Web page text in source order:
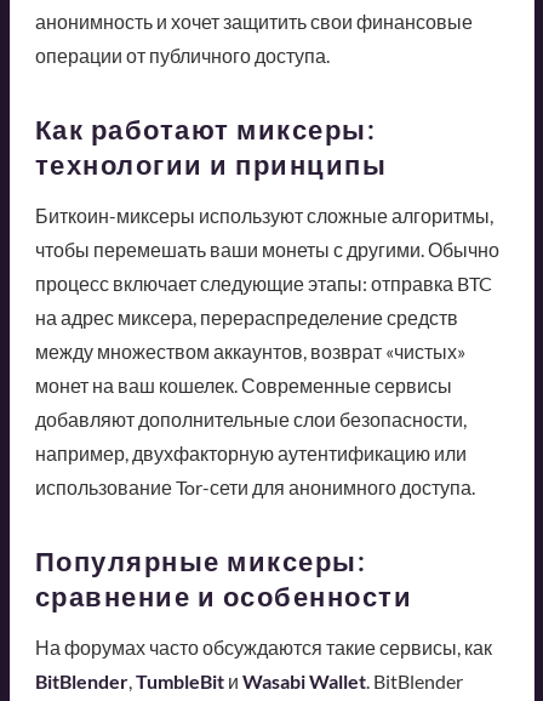
анонимность и хочет защитить свои финансовые
операции от публичного доступа.
Как работают миксеры:
технологии и принципы
Биткоин-миксеры используют сложные алгоритмы,
чтобы перемешать ваши монеты с другими. Обычно
процесс включает следующие этапы: отправка BTC
на адрес миксера, перераспределение средств
между множеством аккаунтов, возврат «чистых»
монет на ваш кошелек. Современные сервисы
добавляют дополнительные слои безопасности,
например, двухфакторную аутентификацию или
использование Tor-сети для анонимного доступа.
Популярные миксеры:
сравнение и особенности
На форумах часто обсуждаются такие сервисы, как
BitBlender,TumbleBitи Wasabi Wallet. BitBlender